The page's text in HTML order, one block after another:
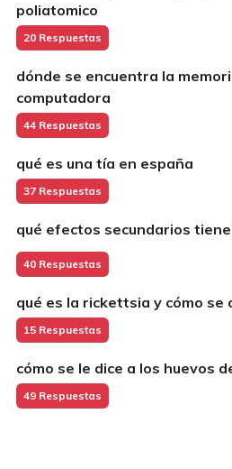
poliatomico
20 Respuestas
dónde se encuentra la
computadora
44 Respuestas
qué es una tía en españa
37 Respuestas
qué efectos secundarios
40 Respuestas
qué es la rickettsia y cómo se
15 Respuestas
cómo se le dice a los huevos
49 Respuestas